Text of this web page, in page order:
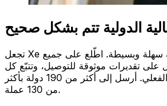
الدولية تتم بشكل صحيح
تجعل Xe التحويلات المالية الدولية سهلة وبسيطة. اطّلع على جميع
على تقديرات موثوقة للتوصيل، وتتبّع كل
عملية نقل في الوقت الفعلي. أرسل إلى أكثر من 190 دولة بأكثر
من 130 عملة.